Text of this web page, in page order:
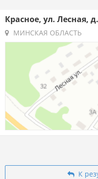
Красное, ул. Лесная,
МИНСКАЯ ОБЛАСТЬ
К